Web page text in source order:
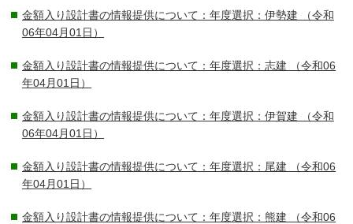
金額入り設計書の情報提供について：年度選択：伊勢建 （令和
06年04月01日）
金額入り設計書の情報提供について：年度選択：志建 （令和06
年04月01日）
金額入り設計書の情報提供について：年度選択：伊賀建 （令和
06年04月01日）
金額入り設計書の情報提供について：年度選択：尾建 （令和06
年04月01日）
金額入り設計書の情報提供について：年度選択：熊建 （令和06